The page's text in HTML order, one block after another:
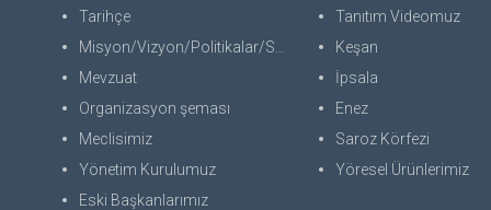
Tarihçe
Misyon/Vizyon/Politikalar/SWOT
Mevzuat
Organizasyon şeması
Meclisimiz
Yönetim Kurulumuz
Eski Başkanlarımız
Tanıtım Videomuz
Keşan
İpsala
Enez
Saroz Körfezi
Yöresel Ürünlerimiz